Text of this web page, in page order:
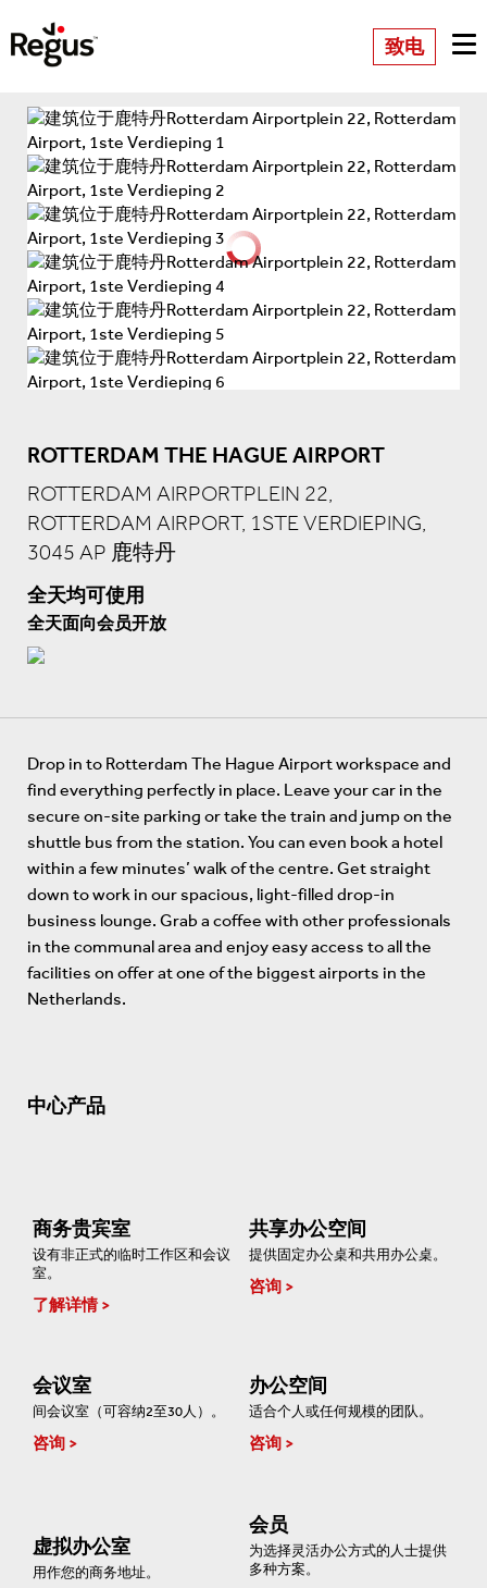
致电
ROTTERDAM THE HAGUE AIRPORT
ROTTERDAM AIRPORTPLEIN 22,
ROTTERDAM AIRPORT, 1STE VERDIEPING,
3045 AP 鹿特丹
全天均可使用
全天面向会员开放
Drop in to Rotterdam The Hague Airport workspace and
find everything perfectly in place. Leave your car in the
secure on-site parking or take the train and jump on the
shuttle bus from the station. You can even book a hotel
within a few minutes’ walk of the centre. Get straight
down to work in our spacious, light-filled drop-in
business lounge. Grab a coffee with other professionals
in the communal area and enjoy easy access to all the
facilities on offer at one of the biggest airports in the
Netherlands.
中心产品
商务贵宾室
设有非正式的临时工作区和会议
室。
了解详情
共享办公空间
提供固定办公桌和共用办公桌。
咨询
会议室
间会议室（可容纳2至30人）。
咨询
办公空间
适合个人或任何规模的团队。
咨询
虚拟办公室
用作您的商务地址。
会员
为选择灵活办公方式的人士提供
多种方案。